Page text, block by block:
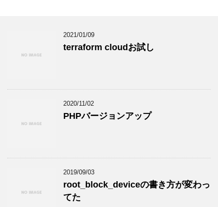
2021/01/09
terraform cloudお試し
2020/11/02
PHPバージョンアップ
2019/09/03
root_block_deviceの書き方が変わっ
てた